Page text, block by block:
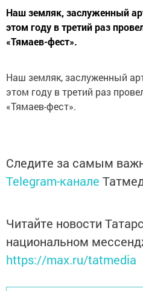
Наш земляк, заслуженный
этом году в третий раз
«Тямаев-фест».
Наш земляк, заслуженный
этом году в третий раз
«Тямаев-фест».
Следите за самым
Telegram-канале
Читайте новости
национальном
https://max.ru/tatmedia